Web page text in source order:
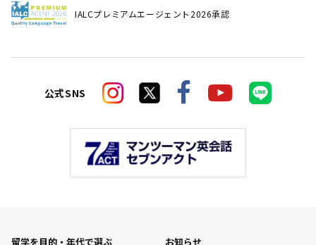
IALCプレミアムエージェント2026承認
公式SNS
留学を目的・年代で選ぶ お知らせ